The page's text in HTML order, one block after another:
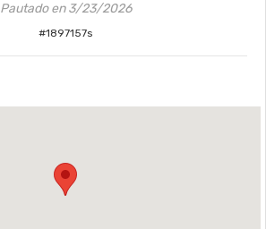
Pautado en3/23/2026
#1897157s